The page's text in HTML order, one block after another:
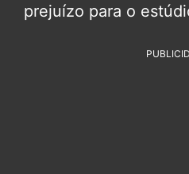
prejuízo para o